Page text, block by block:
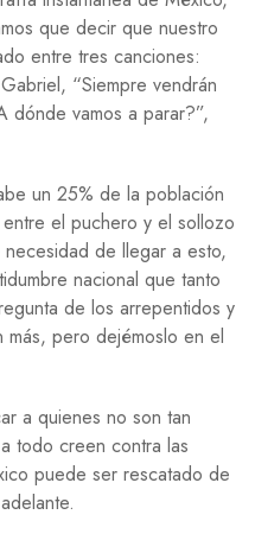
que decir que nuestro
entre tres canciones:
“Siempre vendrán
dónde vamos a parar?”,
un 25% de la población
el puchero y el sollozo
de llegar a esto,
nacional que tanto
de los arrepentidos y
pero dejémoslo en el
a quienes no son tan
todo creen contra las
puede ser rescatado de